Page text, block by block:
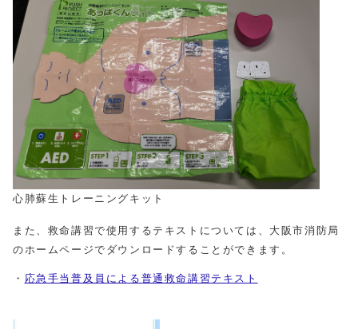
心肺蘇生トレーニングキット
また、救命講習で使用するテキストについては、大阪市消防局
のホームページでダウンロードすることができます。
・ 応急手当普及員による普通救命講習テキスト